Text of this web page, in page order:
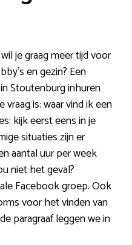
je graag meer tijd voor
en gezin? Een
Stoutenburg inhuren
is: waar vind ik een
kijk eerst eens in je
situaties zijn er
aantal uur per week
niet het geval?
Facebook groep. Ook
voor het vinden van
paragraaf leggen we in